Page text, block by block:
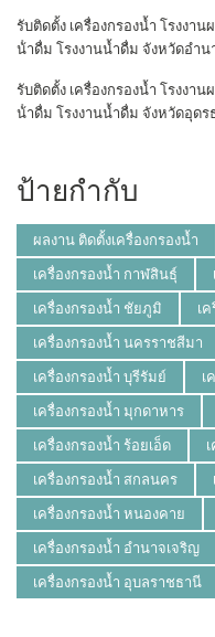
รับติดตั้ง เครื่องกรองน้ำ โรงงา
น้ําดื่ม โรงงานน้ำดื่ม จังหวัดอำน
รับติดตั้ง เครื่องกรองน้ำ โรงงา
น้ําดื่ม โรงงานน้ำดื่ม จังหวัดอุดร
ป้ายกำกับ
ผลงาน ติดตั้งเครื่องกรองน้ำ
เครื่องกรองน้ำ กาฬสินธุ์
เครื่องกรองน้ำ ชัยภูมิ
เ
เครื่องกรองน้ำ นครราชสีมา
เครื่องกรองน้ำ บุรีรัมย์
เ
เครื่องกรองน้ำ มุกดาหาร
เครื่องกรองน้ำ ร้อยเอ็ด
เครื่องกรองน้ำ สกลนคร
เครื่องกรองน้ำ หนองคาย
เครื่องกรองน้ำ อำนาจเจริญ
เครื่องกรองน้ำ อุบลราชธานี